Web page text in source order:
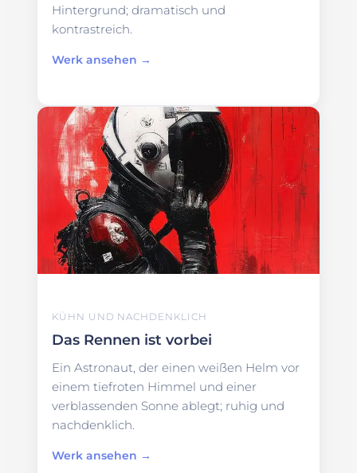
Hintergrund; dramatisch und
kontrastreich.
Werk ansehen →
KÜHN UND NACHDENKLICH
Das Rennen ist vorbei
Ein Astronaut, der einen weißen Helm vor
einem tiefroten Himmel und einer
verblassenden Sonne ablegt; ruhig und
nachdenklich.
Werk ansehen →